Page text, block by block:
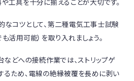
コツとして、第二種電気工事士試験
活用可能）を取り入れましょう。
などへの接続作業では、ストリップゲ
ため、電線の絶縁被覆を長めに剥い